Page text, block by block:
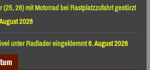
26) mit Motorrad bei Rastplatzzufahrt gestürzt
2026
unter Radlader eingeklemmt6. August 2026